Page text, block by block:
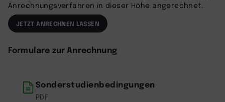
Anrechnungsverfahren in dieser Höhe angerechnet.
JETZT ANRECHNEN LASSEN
Formulare zur Anrechnung
Sonderstudienbedingungen
PDF